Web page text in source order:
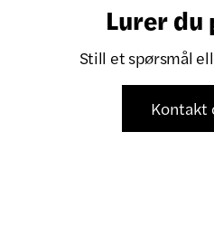
Lurer du
Still et spørsmål
Kontakt